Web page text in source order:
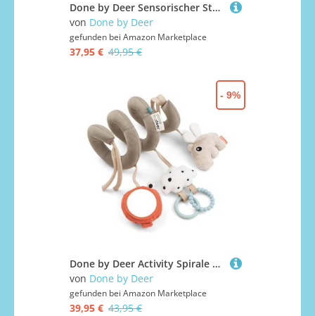
Done by Deer Sensorischer Stoffwürfel Deer Friends Farbmix - lustiges Motorikspielzeug für Babys ab 6 Monaten - Motorikwürfel mit spannenden und stimulierenden Aktivitäten, EIN perfektes Babygeschenk
von Done by Deer
gefunden bei Amazon Marketplace
37,95 € 49,95 €
Done by Deer Activity Spirale Happy Clouds Sand - Baby Zubehör, Unterhaltung für unterwegs ab 0 Monate – Das Babyspielzeug kann am Gitterbett, Laufstall, Autositz oder Kinderwagen befestigt Werden
von Done by Deer
gefunden bei Amazon Marketplace
39,95 € 43,95 €
- 9%